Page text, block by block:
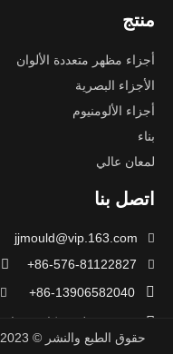
منتج
أجزاء مظهر متعددة الألوان
الأجزاء البصرية
أجزاء الألومنيوم
بناء
لمعان عالي
اتصل بنا

jjmould@vip.163.com



86-13906582040+


تايتشو، مقاطعة Zhejiang، الصين
حقوق الطبع والنشر © 2023